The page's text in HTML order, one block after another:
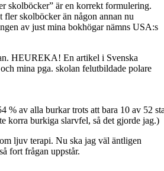
skolböcker” är en korrekt formulering.
fler skolböcker än någon annan nu
av just mina bokhögar nämns USA:s
HEUREKA! En artikel i Svenska
mina pga. skolan felutbildade polare
% av alla burkar trots att bara 10 av 52
korra burkiga slarvfel, så det gjorde jag.)
ljuv terapi. Nu ska jag väl äntligen
så fort frågan uppstår.